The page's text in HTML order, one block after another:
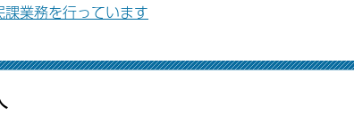
業務を行っています